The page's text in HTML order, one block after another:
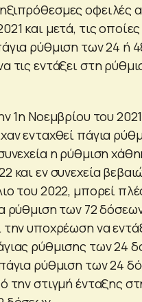
οφειλές
και μετά, τις οποίες
ρύθμιση των 24 ή
τις εντάξει στη
1η Νοεμβρίου του
ενταχθεί πάγια
η ρύθμιση
και εν συνεχεία
του 2022, μπορεί
ρύθμιση των 72
την υποχρέωση να
ρύθμισης των 24
ρύθμιση των 24
την στιγμή ένταξης